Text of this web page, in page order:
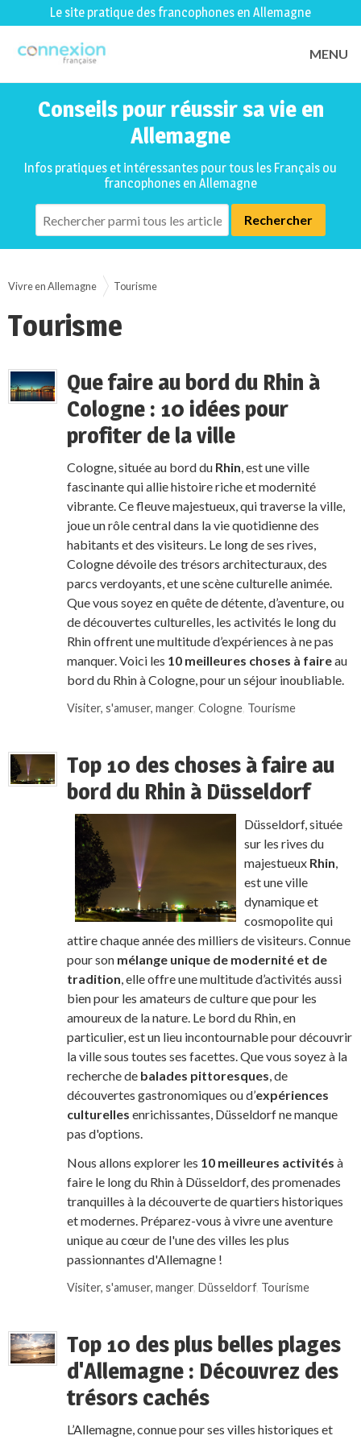
Le site pratique des francophones en Allemagne
MENU
Conseils pour réussir sa vie en
Allemagne
Infos pratiques et intéressantes pour tous les Français ou
francophones en Allemagne
Vivre en Allemagne Tourisme
Tourisme
Que faire au bord du Rhin à
Cologne : 10 idées pour
profiter de la ville
Cologne, située au bord du Rhin, est une ville
fascinante qui allie histoire riche et modernité
vibrante. Ce fleuve majestueux, qui traverse la ville,
joue un rôle central dans la vie quotidienne des
habitants et des visiteurs. Le long de ses rives,
Cologne dévoile des trésors architecturaux, des
parcs verdoyants, et une scène culturelle animée.
Que vous soyez en quête de détente, d’aventure, ou
de découvertes culturelles, les activités le long du
Rhin offrent une multitude d’expériences à ne pas
manquer. Voici les 10 meilleures choses à faireau
bord du Rhin à Cologne, pour un séjour inoubliable.
Visiter, s'amuser, manger ,Cologne Tourisme
Top 10 des choses à faire au
bord du Rhin à Düsseldorf
Düsseldorf, située
sur les rives du
majestueux Rhin,
est une ville
dynamique et
cosmopolite qui
attire chaque année des milliers de visiteurs. Connue
pour son mélange unique de modernité et de
tradition, elle offre une multitude d’activités aussi
bien pour les amateurs de culture que pour les
amoureux de la nature. Le bord du Rhin, en
particulier, est un lieu incontournable pour découvrir
la ville sous toutes ses facettes. Que vous soyez à la
recherche de balades pittoresques, de
découvertes gastronomiques ou d’expériences
culturelles enrichissantes, Düsseldorf ne manque
pas d'options.
Nous allons explorer les 10 meilleures activités à
faire le long du Rhin à Düsseldorf, des promenades
tranquilles à la découverte de quartiers historiques
et modernes. Préparez-vous à vivre une aventure
unique au cœur de l'une des villes les plus
passionnantes d'Allemagne !
Visiter, s'amuser, manger ,Düsseldorf, Tourisme
Top 10 des plus belles plages
d'Allemagne : Découvrez des
trésors cachés
L’Allemagne, connue pour ses villes historiques et